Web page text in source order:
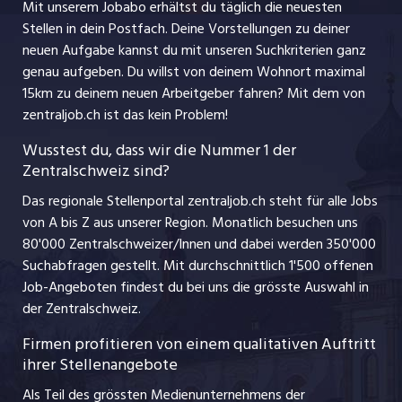
Praktika
Lehrstellen
Ferienjobs
Führungspositionen
Jobline
Impressum
jobbasel.ch
jobbern.ch
jobmittelland.ch
schaffu.ch (VS)
ajourjob.ch
Mit unserem Jobabo erhältst du täglich die neuesten
Stellen in dein Postfach. Deine Vorstellungen zu deiner
neuen Aufgabe kannst du mit unseren Suchkriterien ganz
genau aufgeben. Du willst von deinem Wohnort maximal
15km zu deinem neuen Arbeitgeber fahren? Mit demvon
zentraljob.ch ist das kein Problem!
Wusstest du, dass wir die Nummer 1 der
Zentralschweiz sind?
Das regionale Stellenportal zentraljob.ch steht für alle Jobs
von A bis Z aus unserer Region. Monatlich besuchen uns
80'000 Zentralschweizer/Innen und dabei werden 350'000
Suchabfragen gestellt. Mit durchschnittlich 1'500 offenen
Job-Angeboten findest du bei uns die grösste Auswahl in
der Zentralschweiz.
Firmen profitieren von einem qualitativen Auftritt
ihrer Stellenangebote
Als Teil des grössten Medienunternehmens der